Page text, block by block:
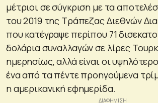
μέτριοι σε σύγκριση με τα
του 2019 της Τράπεζας Διεθνών
που κατέγραψε περίπου 71
δολάρια συναλλαγών σε λίρες
ημερησίως, αλλά είναι οι
ένα από τα πέντε προηγούμενα
η αμερικανική εφημερίδα.